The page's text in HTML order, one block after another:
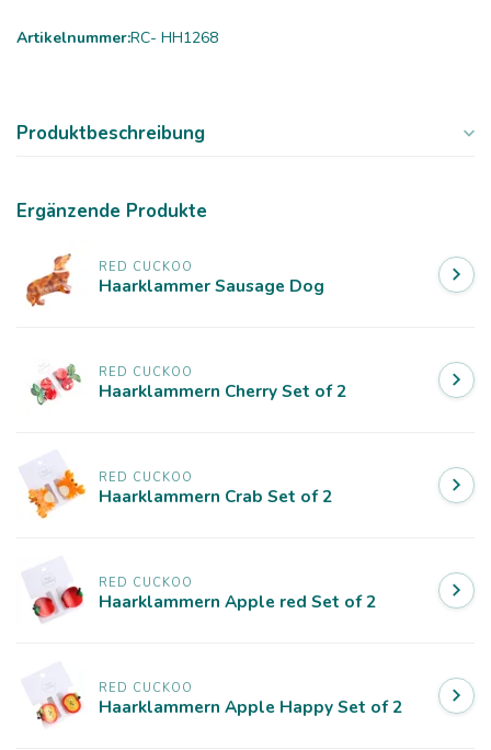
Artikelnummer:RC- HH1268
Produktbeschreibung
Ergänzende Produkte
RED CUCKOO
Haarklammer Sausage Dog
RED CUCKOO
Haarklammern Cherry Set of 2
RED CUCKOO
Haarklammern Crab Set of 2
RED CUCKOO
Haarklammern Apple red Set of 2
RED CUCKOO
Haarklammern Apple Happy Set of 2